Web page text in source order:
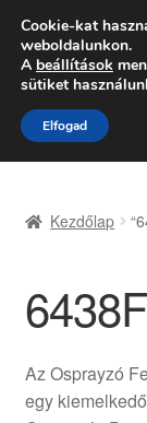
Hétfő-
Ugrás
a
navigációhoz
Kilépés
a
tartalomba
Adatvédelmi
Felhasználási
Kifizetések
Kezdőlap
Az Osprayzó
egy
Cookie-kat
weboldalunkon.
A beállítások
sütiket
Elfogad